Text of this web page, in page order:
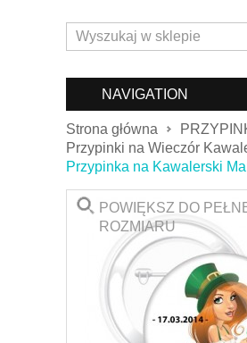
NAVIGATION
Strona główna
Przypinki na Wieczór
Przypinka na Kawalerski
POWIĘKSZ DO
ROZMIARU